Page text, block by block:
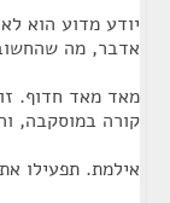
יודע מדוע הוא
אדבר, מה
מאד מאד חדוף.
קורה במוסקבה,
אילמת. תפעילו